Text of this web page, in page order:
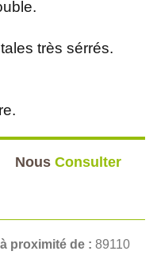
très sérrés.
Nous Consulter
proximité de : 89110